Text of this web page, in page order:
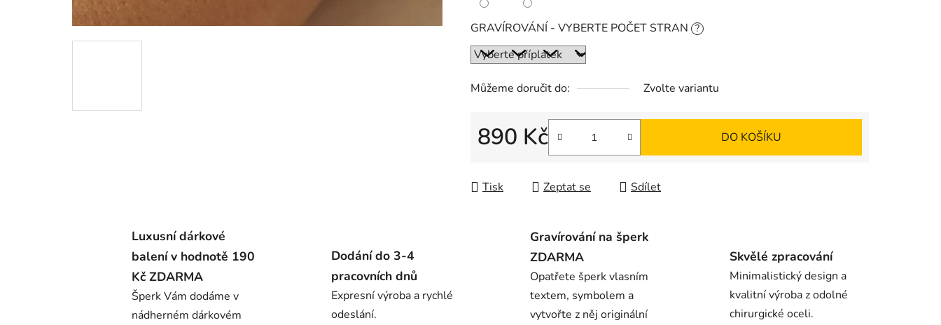
GRAVÍROVÁNÍ - VYBERTE POČET STRAN ?
Můžeme doručit do: Zvolte variantu
890 Kč DO KOŠÍKU
Tisk Zeptat se Sdílet
Luxusní dárkové
balení v hodnotě 190
Kč ZDARMA
Šperk Vám dodáme v
nádherném dárkovém
Dodání do 3-4
pracovních dnů
Expresní výroba a rychlé
odeslání.
Gravírování na šperk
ZDARMA
Opatřete šperk vlasním
textem, symbolem a
vytvořte z něj originální
Skvělé zpracování
Minimalistický design a
kvalitní výroba z odolné
chirurgické oceli.